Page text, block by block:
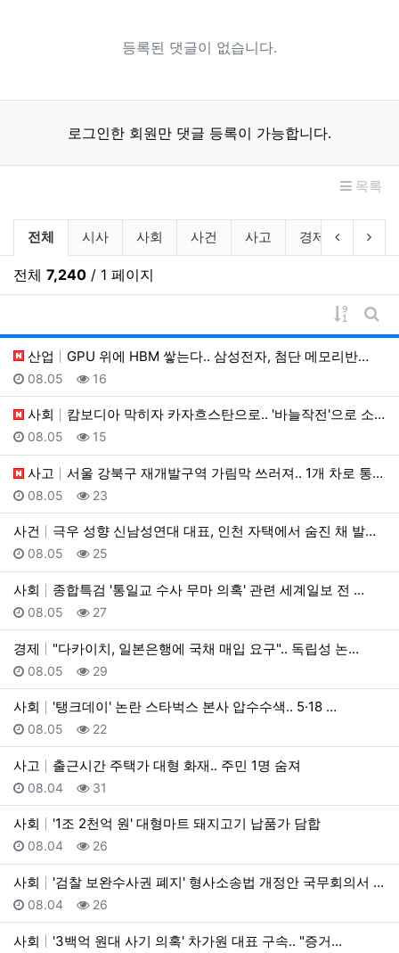
등록된 댓글이 없습니다.
로그인한 회원만 댓글 등록이 가능합니다.
목록
뉴스 분류 목록
전체 시사 사회 사건 사고 경제 산업
이전 분류
다
전체 7,240 / 1 페이지
게시물
게
산업
GPU 위에 HBM 쌓는다.. 삼성전자, 첨단 메모리반…
등록일
08.05 조회
16
사회 캄보디아 막히자 카자흐스탄으로.. '바늘작전'으로 소탕
등록일
08.05 조회
15
사고 서울 강북구 재개발구역 가림막 쓰러져.. 1개 차로 통…
등록일
08.05 조회
23
사건 극우 성향 신남성연대 대표, 인천 자택에서 숨진 채 발…
등록일
08.05 조회
25
사회 종합특검 '통일교 수사 무마 의혹' 관련 세계일보 전 …
등록일
08.05 조회
27
경제 "다카이치, 일본은행에 국채 매입 요구".. 독립성 논…
등록일
08.05 조회
29
사회 '탱크데이' 논란 스타벅스 본사 압수수색.. 5·18 …
등록일
08.05 조회
22
사고 출근시간 주택가 대형 화재.. 주민 1명 숨져
등록일
08.04 조회
31
사회 '1조 2천억 원' 대형마트 돼지고기 납품가 담합
등록일
08.04 조회
26
사회 '검찰 보완수사권 폐지' 형사소송법 개정안 국무회의서 …
등록일
08.04 조회
26
사회 '3백억 원대 사기 의혹' 차가원 대표 구속.. "증거…